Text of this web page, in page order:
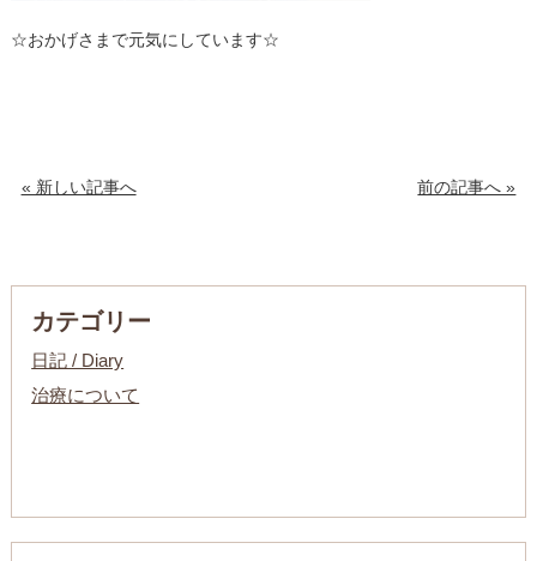
☆おかげさまで元気にしています☆
« 新しい記事へ 前の記事へ »
カテゴリー
日記 / Diary
治療について